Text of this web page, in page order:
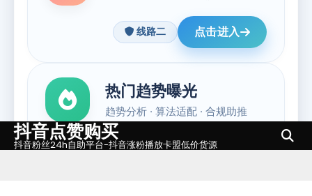
Skip抖音点赞购买
抖音粉丝24h自助平台-抖音涨粉播放卡盟低价货源